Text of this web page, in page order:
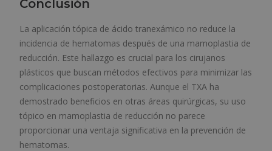
Conclusión
La aplicación tópica de ácido tranexámico no reduce la
incidencia de hematomas después de una mamoplastia de
reducción. Este hallazgo es crucial para los cirujanos
plásticos que buscan métodos efectivos para minimizar las
complicaciones postoperatorias. Aunque el TXA ha
demostrado beneficios en otras áreas quirúrgicas, su uso
tópico en mamoplastia de reducción no parece
proporcionar una ventaja significativa en la prevención de
hematomas.